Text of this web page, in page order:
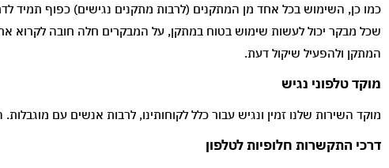
כמו כן, השימוש בכל אחד מן המתקנים (לרבות מתקנים נגישים) כפוף תמיד
שכל מבקר יכול לעשות שימוש בטוח במתקן, על המבקרים חלה חובה לקרוא
המתקן ולהפעיל שיקול דעת.
מוקד טלפוני נגיש
מוקד השירות שלנו זמין ונגיש עבור כלל לקוחותינו, לרבות אנשים עם
דרכי התקשרות חלופיות לטלפון